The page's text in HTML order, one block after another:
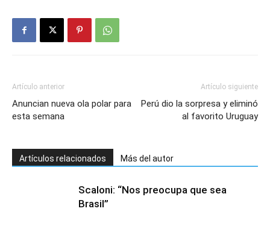
Artículo anterior
Anuncian nueva ola polar para
esta semana
Artículo siguiente
Perú dio la sorpresa y eliminó
al favorito Uruguay
Artículos relacionados Más del autor
Scaloni: “Nos preocupa que sea
Brasil”